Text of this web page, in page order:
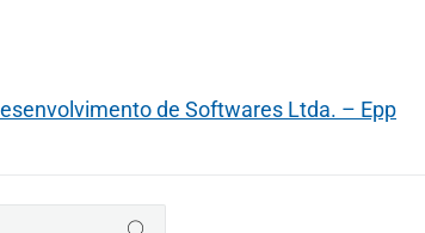
de Softwares Ltda. – Epp
BUSCAR